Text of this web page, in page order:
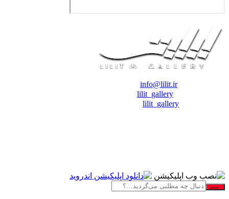
info@lilit.ir
lilit_gallery
lilit_gallery
جستجو